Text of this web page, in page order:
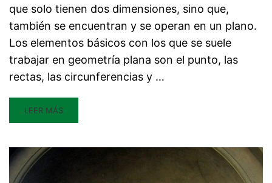
que solo tienen dos dimensiones, sino que,
también se encuentran y se operan en un plano.
Los elementos básicos con los que se suele
trabajar en geometría plana son el punto, las
rectas, las circunferencias y …
LEER MÁS